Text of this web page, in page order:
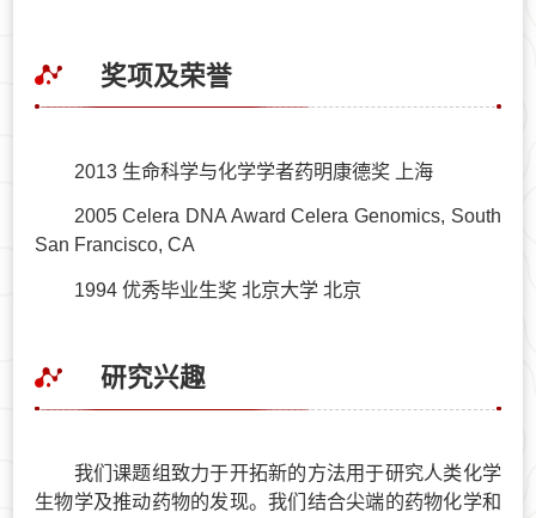
奖项及荣誉
2013 生命科学与化学学者药明康德奖 上海
2005 Celera DNA Award Celera Genomics, South
San Francisco, CA
1994 优秀毕业生奖 北京大学 北京
研究兴趣
我们课题组致力于开拓新的方法用于研究人类化学
生物学及推动药物的发现。我们结合尖端的药物化学和